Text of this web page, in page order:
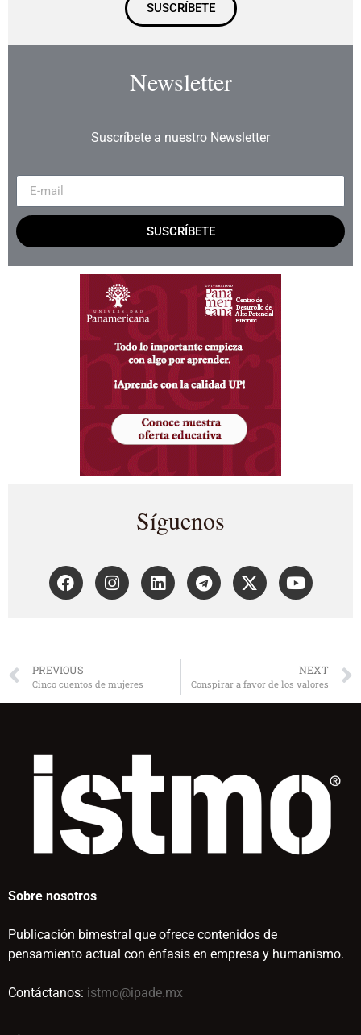
SUSCRÍBETE
Newsletter
Suscríbete a nuestro Newsletter
SUSCRÍBETE
Síguenos
PREVIOUS
Cinco cuentos de mujeres
NEXT
Conspirar a favor de los valores
Sobre nosotros
Publicación bimestral que ofrece contenidos de
pensamiento actual con énfasis en empresa y humanismo.
Contáctanos: istmo@ipade.mx